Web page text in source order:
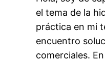
el tema de la
práctica en mi
encuentro
comerciales.